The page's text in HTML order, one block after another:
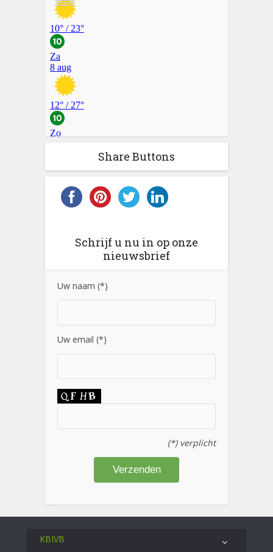
Share Buttons
Schrijf u nu in op onze
nieuwsbrief
Uw naam (*)
Uw email (*)
(*) verplicht
KBIVB